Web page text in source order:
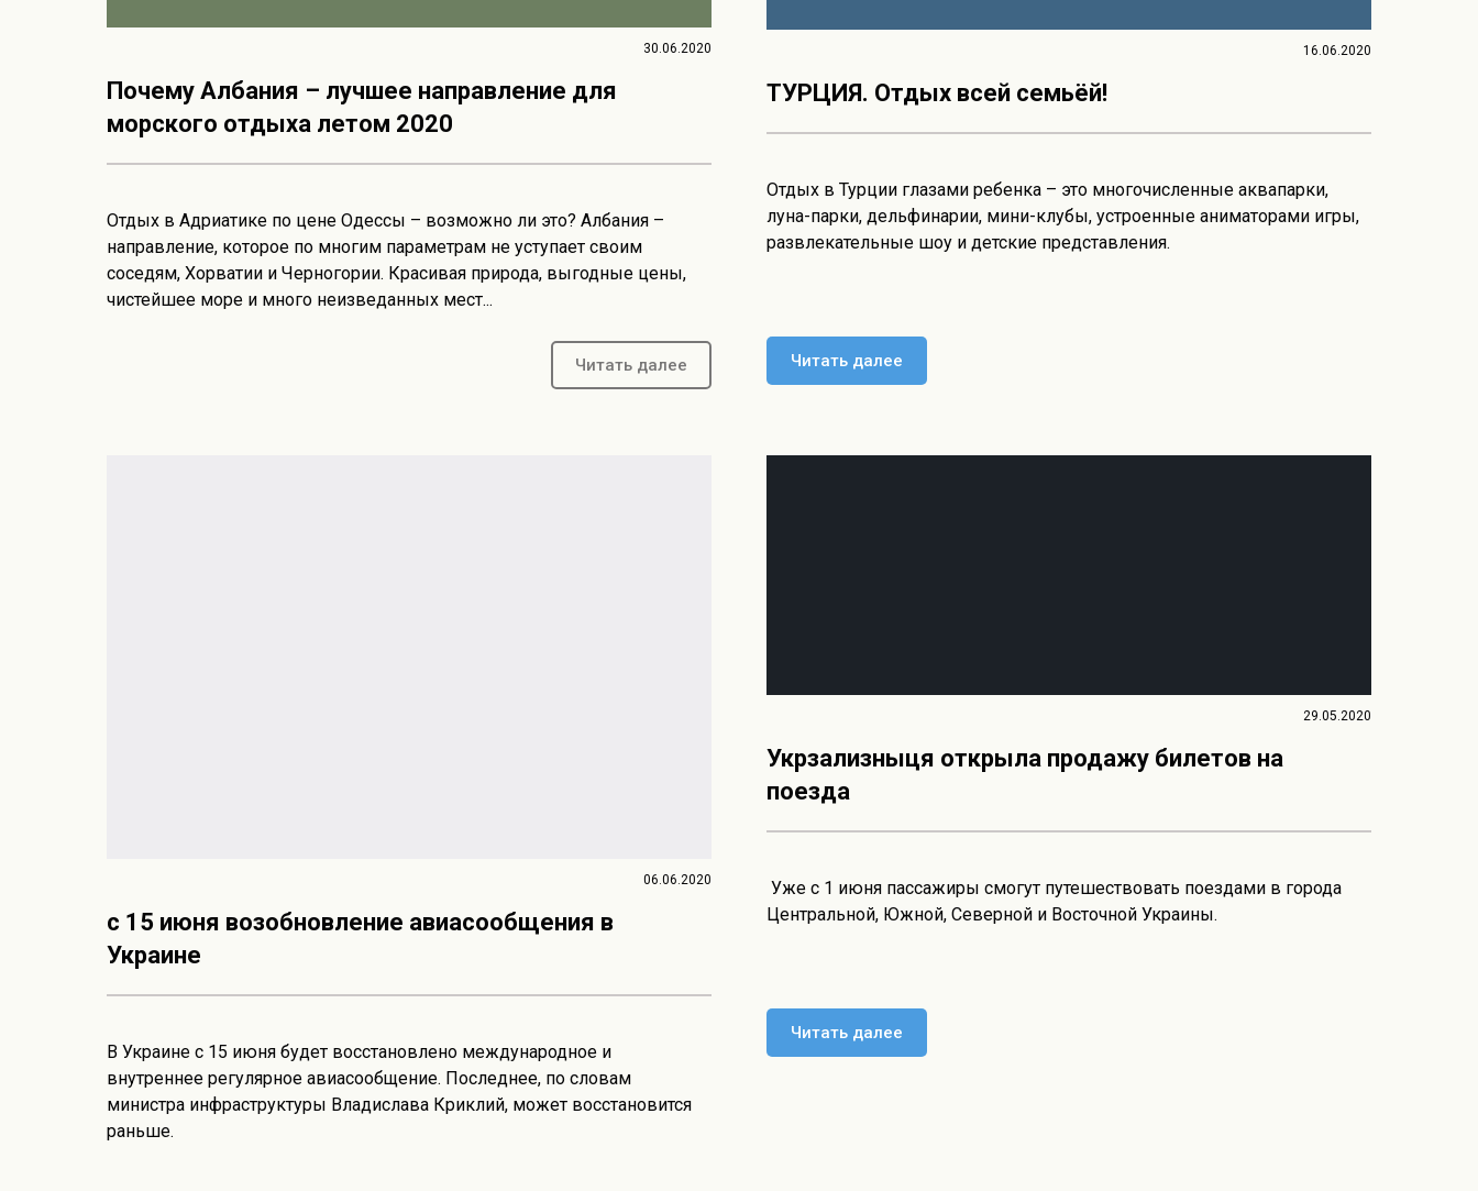
30.06.2020
Почему Албания – лучшее направление для
морского отдыха летом 2020
Отдых в Адриатике по цене Одессы – возможно ли это? Албания –
направление, которое по многим параметрам не уступает своим
соседям, Хорватии и Черногории. Красивая природа, выгодные цены,
чистейшее море и много неизведанных мест...
Читать далее
16.06.2020
ТУРЦИЯ. Отдых всей семьёй!
Отдых в Турции глазами ребенка – это многочисленные аквапарки,
луна-парки, дельфинарии, мини-клубы, устроенные аниматорами игры,
развлекательные шоу и детские представления.
Читать далее
06.06.2020
с 15 июня возобновление авиасообщения в
Украине
В Украине с 15 июня будет восстановлено международное и
внутреннее регулярное авиасообщение. Последнее, по словам
министра инфраструктуры Владислава Криклий, может восстановится
раньше.
29.05.2020
Укрзализныця открыла продажу билетов на
поезда
Уже с 1 июня пассажиры смогут путешествовать поездами в города
Центральной, Южной, Северной и Восточной Украины.
Читать далее